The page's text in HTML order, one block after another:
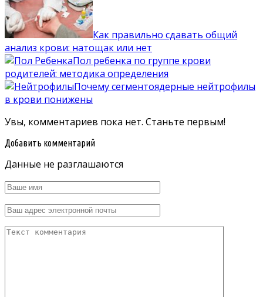
Как правильно сдавать общий
анализ крови: натощак или нет
Пол ребенка по группе крови
родителей: методика определения
Почему сегментоядерные нейтрофилы
в крови понижены
Увы, комментариев пока нет. Станьте первым!
Добавить комментарий
Данные не разглашаются